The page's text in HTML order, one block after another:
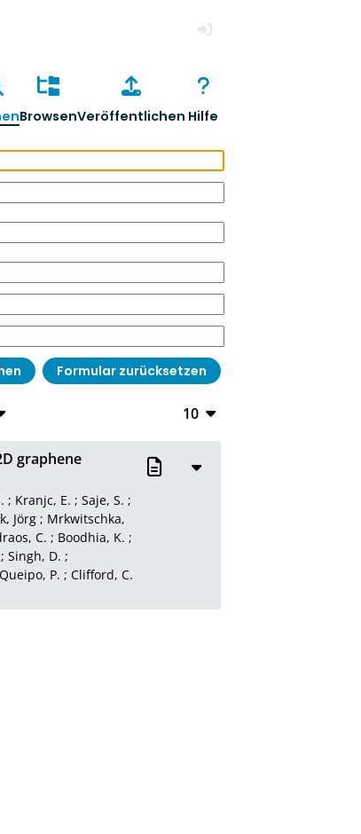
BrowsenVeröffentlichen Hilfe
10
10
20
graphene
; Kranjc, E. ;Saje, S. ;
Jörg; Mrkwitschka,
C. ; Boodhia, K. ;
; Singh, D. ;
Queipo, P. ; Clifford, C.